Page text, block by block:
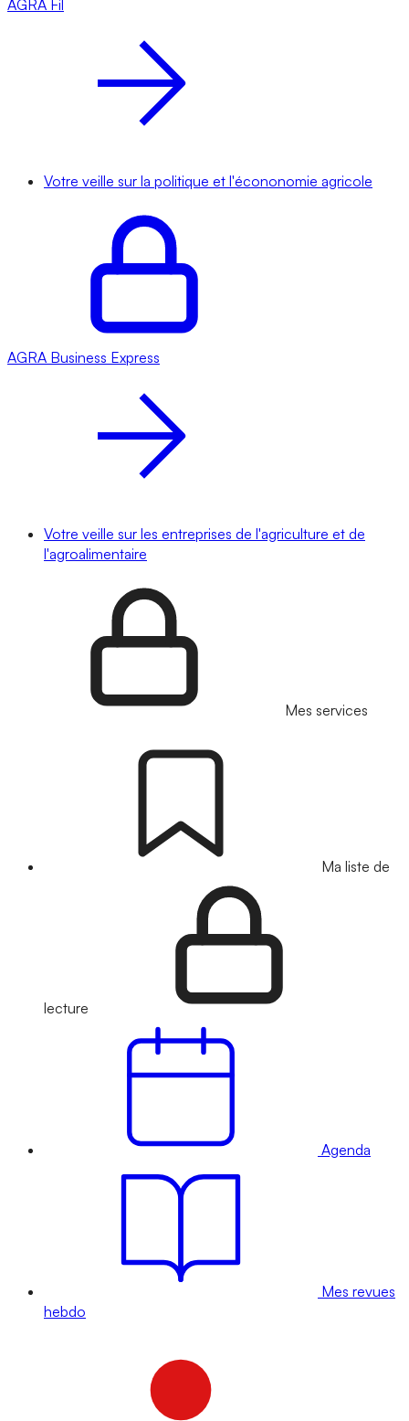
AGRA Fil
Votre veille sur la politique et l'écononomie agricole
AGRA Business Express
Votre veille sur les entreprises de l'agriculture et de
l'agroalimentaire
Mes services
Ma liste de
lecture
Agenda
Mes revues
hebdo